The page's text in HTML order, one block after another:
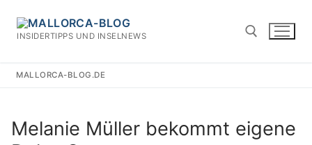
Inhalt
springen
INSIDERTIPPS UND INSELNEWS
MALLORCA-BLOG.DE
Melanie Müller bekommt eigene